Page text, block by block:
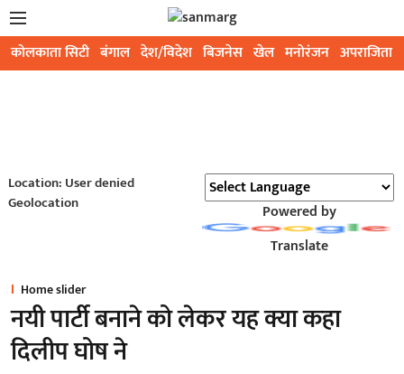
कोलकाता सिटी बंगाल देश/विदेश बिजनेस खेल मनोरंजन अपराजिता
Location: User denied
Geolocation
Powered by
Translate
Home slider
नयी पार्टी बनाने को लेकर यह क्या कहा
दिलीप घोष ने